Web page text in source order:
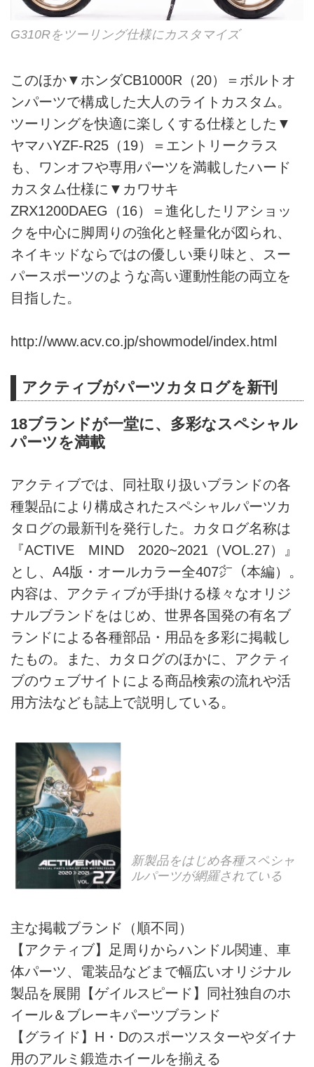
G310Rをツーリング仕様にカスタマイズ
このほか▼ホンダCB1000R（20）＝ボルトオ
ンパーツで構成した大人のライトカスタム。
ツーリングを快適に楽しくする仕様とした▼
ヤマハYZF-R25（19）＝エントリークラス
も、ワンオフや専用パーツを満載したハード
カスタム仕様に▼カワサキ
ZRX1200DAEG（16）＝進化したリアショッ
クを中心に脚周りの強化と軽量化が図られ、
ネイキッドならではの優しい乗り味と、スー
パースポーツのような高い運動性能の両立を
目指した。
http://www.acv.co.jp/showmodel/index.html
アクティブがパーツカタログを新刊
18ブランドが一堂に、多彩なスペシャル
パーツを満載
アクティブでは、同社取り扱いブランドの各
種製品により構成されたスペシャルパーツカ
タログの最新刊を発行した。カタログ名称は
『ACTIVE MIND 2020~2021（VOL.27）』
とし、A4版・オールカラー全407㌻（本編）。
内容は、アクティブが手掛ける様々なオリジ
ナルブランドをはじめ、世界各国発の有名ブ
ランドによる各種部品・用品を多彩に掲載し
たもの。また、カタログのほかに、アクティ
ブのウェブサイトによる商品検索の流れや活
用方法なども誌上で説明している。
新製品をはじめ各種スペシャ
ルパーツが網羅されている
主な掲載ブランド（順不同）
【アクティブ】足周りからハンドル関連、車
体パーツ、電装品などまで幅広いオリジナル
製品を展開【ゲイルスピード】同社独自のホ
イール＆ブレーキパーツブランド
【グライド】H・Dのスポーツスターやダイナ
用のアルミ鍛造ホイールを揃える